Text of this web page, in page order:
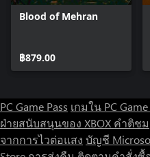
Blood of Mehran
฿879.00
PC Game Pass เกมใน PC Game
ฝ่ายสนับสนุนของ XBOX คำติชม
จากการไวต่อแสง บัญชี